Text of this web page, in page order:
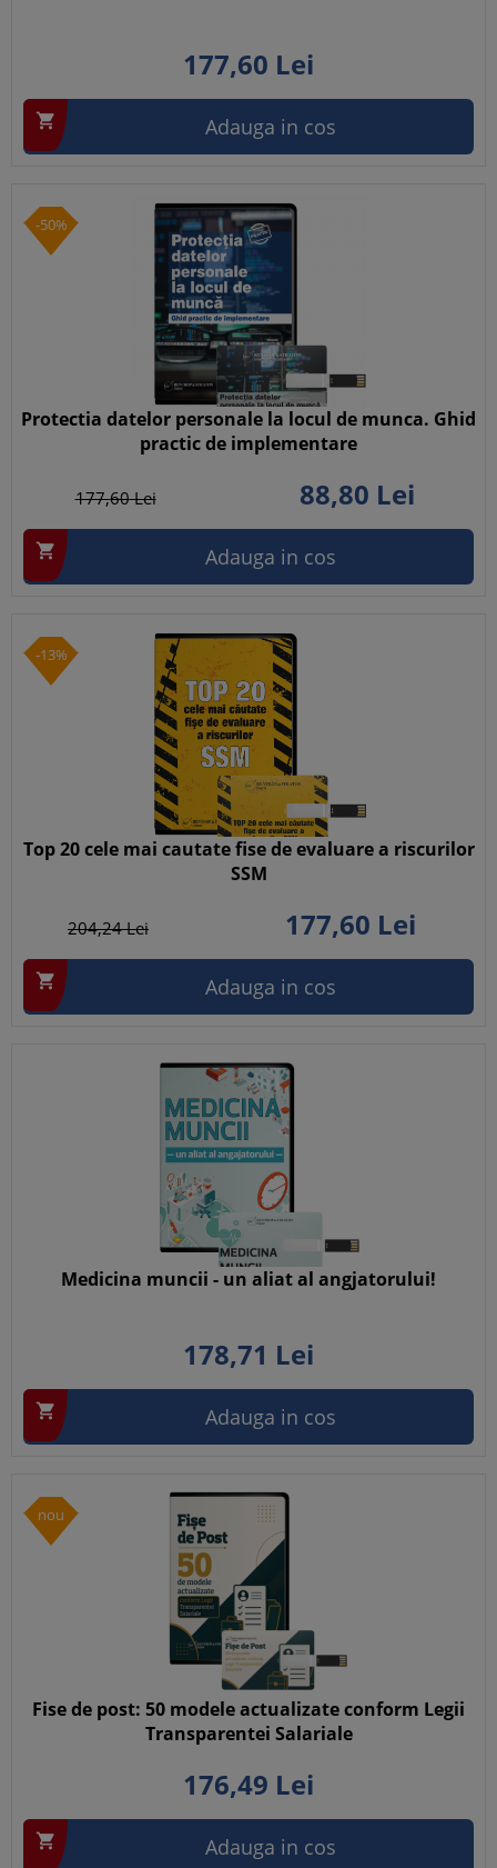
177,60 Lei
 Adauga in cos
-50%
Protectia datelor personale la locul de munca. Ghid
practic de implementare
177,60Lei 88,80 Lei
 Adauga in cos
-13%
Top 20 cele mai cautate fise de evaluare a riscurilor
SSM
204,24Lei 177,60 Lei
 Adauga in cos
Medicina muncii - un aliat al angjatorului!
178,71 Lei
 Adauga in cos
nou
Fise de post: 50 modele actualizate conform Legii
Transparentei Salariale
176,49 Lei
 Adauga in cos